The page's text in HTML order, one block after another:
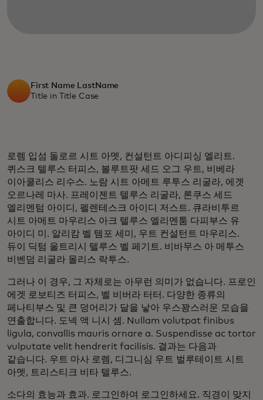
First Name LastName
Title in Title Case
로렘 입섬 돌로르 시트 아멧, 컨설턴트 아디피싱 엘리트.
퀴스크 텔루스 터피스, 볼루트팟 세드 오그 우트, 비베라
이아쿨리스 리수스. 노람 시트 아메트 루투스 리굴라, 에겟
오르나레 마사. 프레이젠트 텔루스 리굴라, 론쿠스 세드
엘리멘텀 아이디, 펠렌테스크 아이디 저스트. 큐라비투르
시트 아메트 마우리스 아크 텔루스 엘리멘툼 다피부스 유
아이디 미. 알리캄 벨 템포 세미, 우트 컨설턴트 마우리스.
듀이 딕텀 울트리시 텔루스 벨 페기트. 비바무스 아 메투스
비벤덤 리굴라 몰리스 락투스.
그러나 이 경우, 그 자체로는 아무런 의미가 없습니다. 프로인
에겟 로보티즈 터피스, 벨 비버라 터터. 다양한 종류의
페나티부스 및 큰 덩어리가 달을 낳아 우스꽝스러운 모습을
연출합니다. 도넥 액 니시 셈. Nullam volutpat finibus
ligula, convallis mauris ornare a. Suspendisse ac tortor
vulputate velit hendrerit facilisis. 결과는 다음과
같습니다. 우트 마사 로렘, 디그니심 우트 벌루테이트 시트
아멧, 트리스티크 비타 텔루스.
소다의 효능과 효과. 로그인하여 로그인하세요. 직경이 맞지